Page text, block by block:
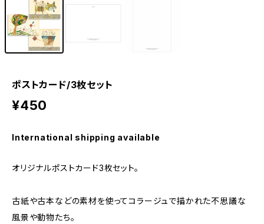
ポストカード/3枚セット
¥450
International shipping available
オリジナルポストカード3枚セット。
古紙や古本などの素材を使ってコラージュで描かれた不思議な
風景や動物たち。